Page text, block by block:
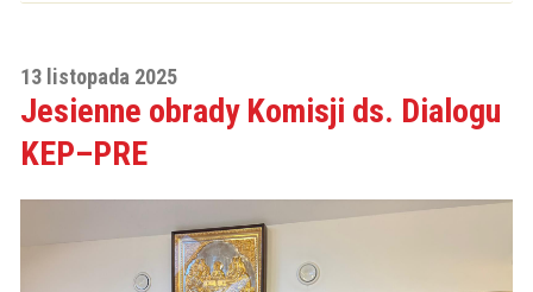
13 listopada 2025
Jesienne obrady Komisji ds. Dialogu
KEP–PRE